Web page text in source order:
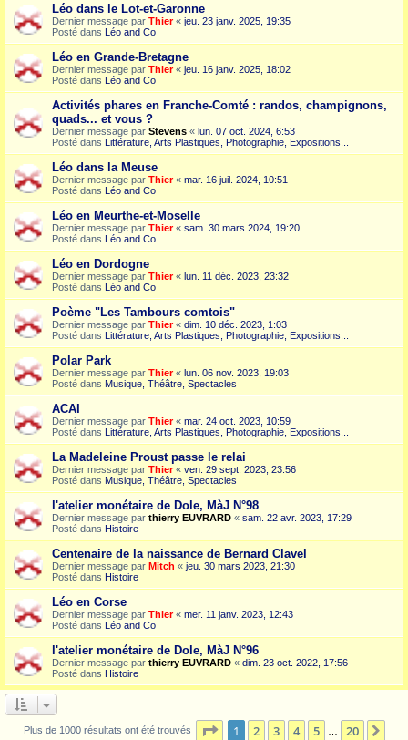
Léo dans le Lot-et-Garonne
Dernier message par Thier« jeu. 23 janv. 2025, 19:35
Posté dans Léo and Co
Léo en Grande-Bretagne
Dernier message par Thier« jeu. 16 janv. 2025, 18:02
Posté dans Léo and Co
Activités phares en Franche-Comté : randos, champignons,
quads... et vous ?
Dernier message par Stevens « lun. 07 oct. 2024, 6:53
Posté dans Littérature, Arts Plastiques, Photographie, Expositions...
Léo dans la Meuse
Dernier message par Thier« mar. 16 juil. 2024, 10:51
Posté dans Léo and Co
Léo en Meurthe-et-Moselle
Dernier message par Thier« sam. 30 mars 2024, 19:20
Posté dans Léo and Co
Léo en Dordogne
Dernier message par Thier« lun. 11 déc. 2023, 23:32
Posté dans Léo and Co
Poème "Les Tambours comtois"
Dernier message par Thier« dim. 10 déc. 2023, 1:03
Posté dans Littérature, Arts Plastiques, Photographie, Expositions...
Polar Park
Dernier message par Thier« lun. 06 nov. 2023, 19:03
Posté dans Musique, Théâtre, Spectacles
ACAI
Dernier message par Thier« mar. 24 oct. 2023, 10:59
Posté dans Littérature, Arts Plastiques, Photographie, Expositions...
La Madeleine Proust passe le relai
Dernier message par Thier« ven. 29 sept. 2023, 23:56
Posté dans Musique, Théâtre, Spectacles
l'atelier monétaire de Dole, MàJ N°98
Dernier message par thierry EUVRARD « sam. 22 avr. 2023, 17:29
Posté dans Histoire
Centenaire de la naissance de Bernard Clavel
Dernier message par Mitch « jeu. 30 mars 2023, 21:30
Posté dans Histoire
Léo en Corse
Dernier message par Thier« mer. 11 janv. 2023, 12:43
Posté dans Léo and Co
l'atelier monétaire de Dole, MàJ N°96
Dernier message par thierry EUVRARD « dim. 23 oct. 2022, 17:56
Posté dans Histoire
Plus de 1000 résultats ont été trouvés Page 1sur20
1 2 3 4 5 20